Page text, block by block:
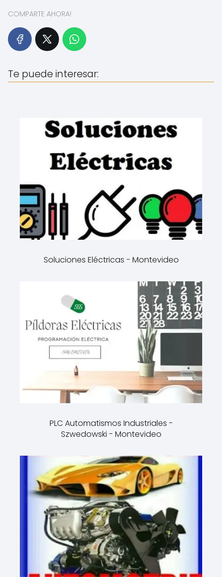
COMPARTE AHORA!
Te puede interesar:
Soluciones Eléctricas - Montevideo
PLC Automatismos Industriales -
Szwedowski - Montevideo